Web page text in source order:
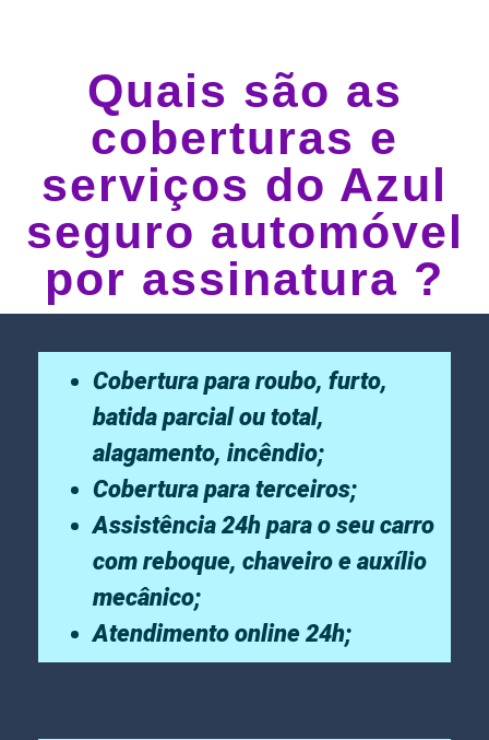
Quais são as
coberturas e
serviços do Azul
seguro automóvel
por assinatura ?
Cobertura para roubo, furto,
batida parcial ou total,
alagamento, incêndio;
Cobertura para terceiros;
Assistência 24h para o seu carro
com reboque, chaveiro e auxílio
mecânico;
Atendimento online 24h;